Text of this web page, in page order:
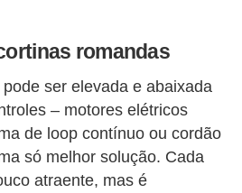
romandas
ser elevada e abaixada
– motores elétricos
de loop contínuo ou cordão
só melhor solução. Cada
atraente, mas é